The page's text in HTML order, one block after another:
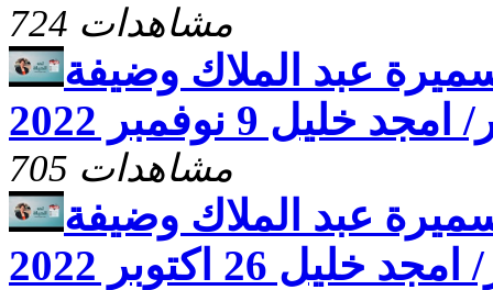
724 مشاهدات
عبد الملاك وضيفة
9 نوفمبر 2022
705 مشاهدات
عبد الملاك وضيفة
26 اكتوبر 2022